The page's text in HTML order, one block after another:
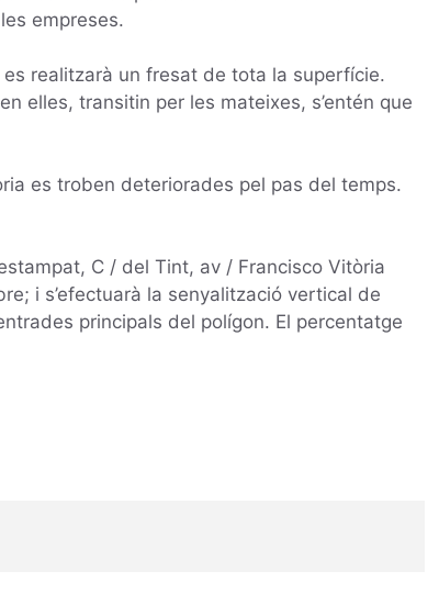
empreses.
es realitzarà un fresat de tota la superfície.
elles, transitin per les mateixes, s’entén que
es troben deteriorades pel pas del temps.
C / del Tint, av / Francisco Vitòria
i s’efectuarà la senyalització vertical de
principals del polígon. El percentatge